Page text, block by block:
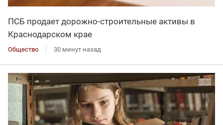
ПСБ продает дорожно-строительные активы в
Краснодарском крае
Общество 30 минут назад